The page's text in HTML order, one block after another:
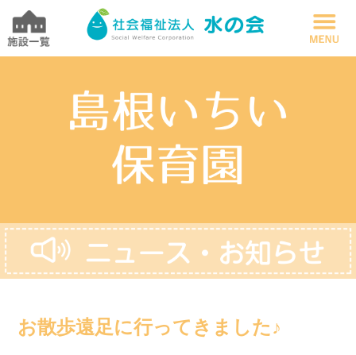
お散歩遠足に行ってきました♪